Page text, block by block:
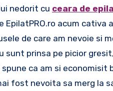
nedorit cu ceara de
acum
de care am nevoie si
prinsa pe picior
ca am si economisit
fost nevoita sa merg la